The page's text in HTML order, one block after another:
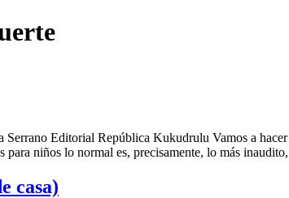
Editorial República Kukudrulu Vamos a
para niños lo normal es, precisamente, lo más
casa)